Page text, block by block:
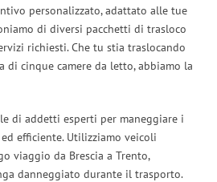
personalizzato, adattato alle tue
di diversi pacchetti di trasloco
richiesti. Che tu stia traslocando
di cinque camere da letto, abbiamo la
di addetti esperti per maneggiare i
efficiente. Utilizziamo veicoli
viaggio da Brescia a Trento,
danneggiato durante il trasporto.